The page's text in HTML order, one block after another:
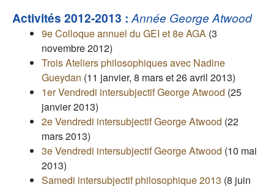
Activités 2012-2013 :Année George Atwood
9e Colloque annuel du GEI et 8e AGA (3
novembre 2012)
Trois Ateliers philosophiques avec Nadine
Gueydan (11 janvier, 8 mars et 26 avril 2013)
1er Vendredi intersubjectif George Atwood (25
janvier 2013)
2e Vendredi intersubjectif George Atwood (22
mars 2013)
3e Vendredi intersubjectif George Atwood (10 mai
2013)
Samedi intersubjectif philosophique 2013 (8 juin